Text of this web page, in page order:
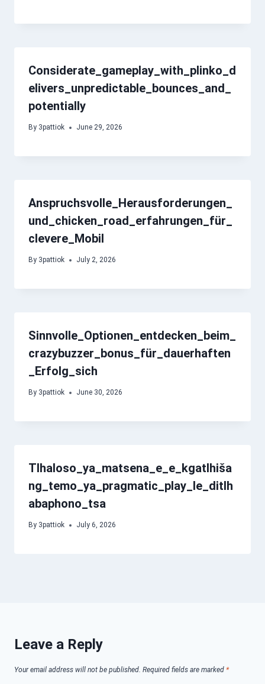
Considerate_gameplay_with_plinko_d
elivers_unpredictable_bounces_and_
potentially
By 3pattiok June 29, 2026
Anspruchsvolle_Herausforderungen_
und_chicken_road_erfahrungen_für_
clevere_Mobil
By 3pattiok July 2, 2026
Sinnvolle_Optionen_entdecken_beim_
crazybuzzer_bonus_für_dauerhaften
_Erfolg_sich
By 3pattiok June 30, 2026
Tlhaloso_ya_matsena_e_e_kgatlhiša
ng_temo_ya_pragmatic_play_le_ditlh
abaphono_tsa
By 3pattiok July 6, 2026
Leave a Reply
Your email address will not be published. Required fields are marked *